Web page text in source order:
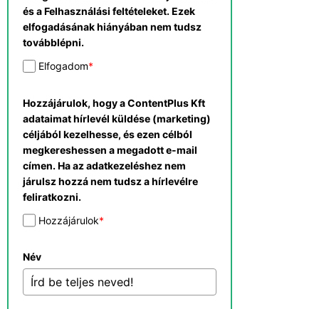
és a Felhasználási feltételeket. Ezek
elfogadásának hiányában nem tudsz
továbblépni.
Elfogadom*
Hozzájárulok, hogy a ContentPlus Kft
adataimat hírlevél küldése (marketing)
céljából kezelhesse, és ezen célból
megkereshessen a megadott e-mail
címen. Ha az adatkezeléshez nem
járulsz hozzá nem tudsz a hírlevélre
feliratkozni.
Hozzájárulok*
Név